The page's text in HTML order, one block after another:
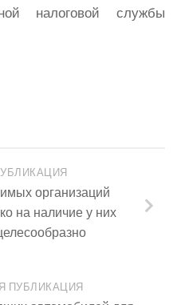
налоговой службы
организаций
на наличие у них
ПУБЛИКАЦИЯ